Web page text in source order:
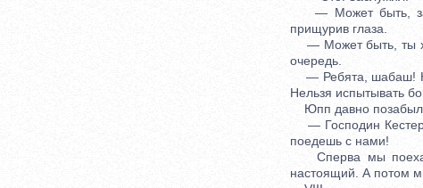
— Может быть,
прищурив глаза.
— Может быть, ты
очередь.
— Ребята, шабаш! На
Нельзя испытывать
Юпп давно позабыл
— Господин
поедешь с нами!
Сперва мы
настоящий. А потом